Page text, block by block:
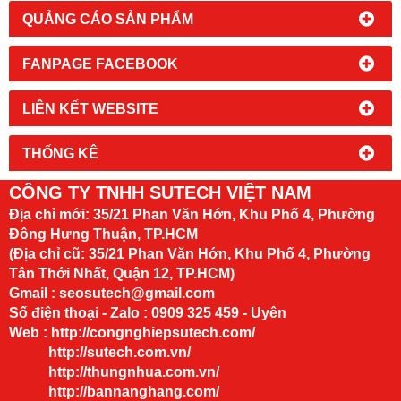
QUẢNG CÁO SẢN PHẨM
FANPAGE FACEBOOK
LIÊN KẾT WEBSITE
THỐNG KÊ
CÔNG TY TNHH SUTECH VIỆT NAM
Địa chỉ mới: 35/21 Phan Văn Hớn, Khu Phố 4, Phường
Đông Hưng Thuận, TP.HCM
(Địa chỉ cũ: 35/21 Phan Văn Hớn, Khu Phố 4, Phường
Tân Thới Nhất, Quận 12, TP.HCM)
Gmail : seosutech@gmail.com
Số điện thoại - Zalo : 0909 325 459 - Uyên
Web : http://congnghiepsutech.com/
http://sutech.com.vn/
http://thungnhua.com.vn/
http://bannanghang.com/